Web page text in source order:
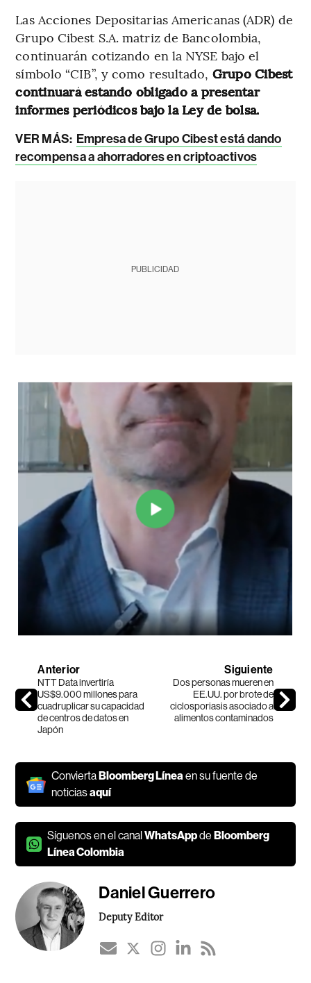
Las Acciones Depositarias Americanas (ADR) de
Grupo Cibest S.A. matriz de Bancolombia,
continuarán cotizando en la NYSE bajo el
símbolo “CIB”, y como resultado, Grupo Cibest
continuará estando obligado a presentar
informes periódicos bajo la Ley de bolsa.
VER MÁS: Empresa de Grupo Cibest está dando
recompensa a ahorradores en criptoactivos
PUBLICIDAD
Anterior
NTT Data invertiría
US$9.000 millones para
cuadruplicar su capacidad
de centros de datos en
Japón
Siguiente
Dos personas mueren en
EE.UU. por brote de
ciclosporiasis asociado a
alimentos contaminados
Convierta Bloomberg Líneaen su fuente de
noticiasaquí
Síguenos en el canalWhatsAppde Bloomberg
Línea Colombia
Daniel Guerrero
Deputy Editor